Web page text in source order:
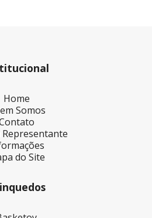
Home
Somos
Representante
do Site